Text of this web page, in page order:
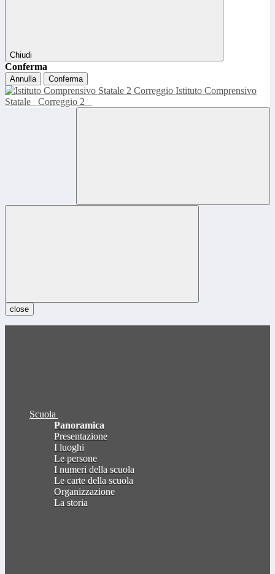
Chiudi
Conferma
Annulla Conferma
Istituto Comprensivo
Statale
Correggio 2
close
Scuola
Panoramica
Presentazione
I luoghi
Le persone
I numeri della scuola
Le carte della scuola
Organizzazione
La storia